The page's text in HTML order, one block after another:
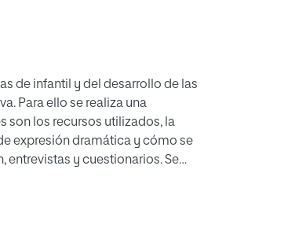
de infantil y del desarrollo de las
Para ello se realiza una
son los recursos utilizados, la
expresión dramática y cómo se
y cuestionarios. Se
el juego dramático. Se
concluyendo que es
de infantil sin grandes medios,